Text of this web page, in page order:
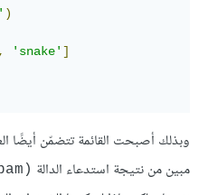
)
, 'snake' ]
وبذلك أصبحت القائمة تتضمّن أيضًا
مبين من نتيجة استدعاء الدالة (id(spam